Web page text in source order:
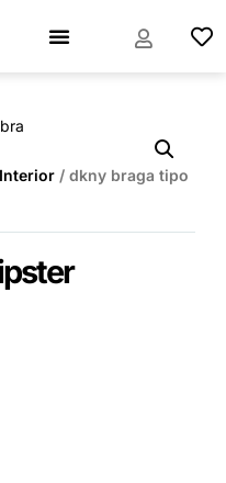
/ dkny braga tipo